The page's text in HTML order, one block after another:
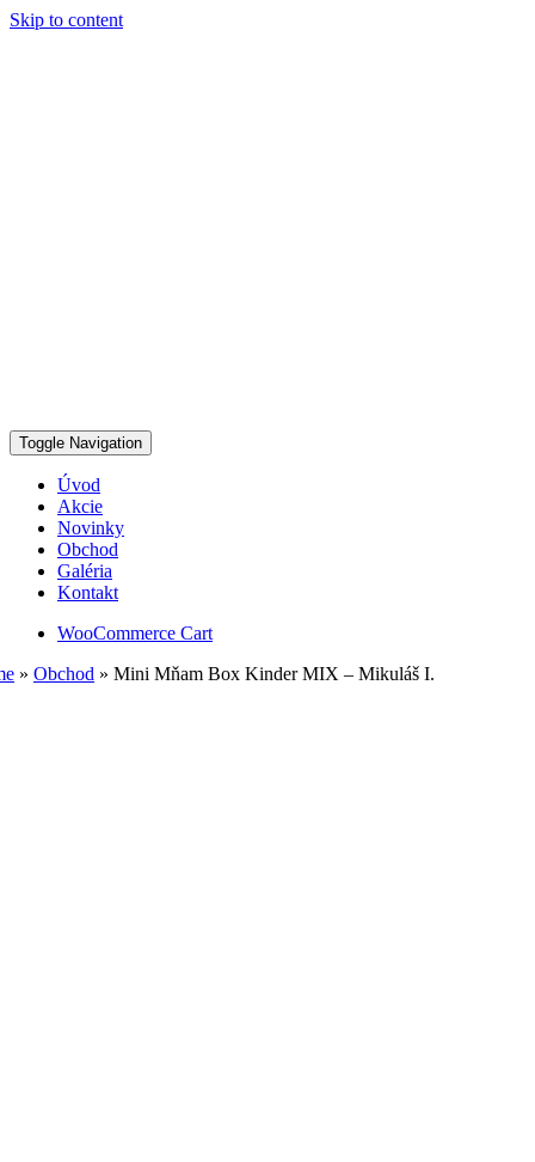
Skip to content
Toggle Navigation
Úvod
Akcie
Novinky
Obchod
Galéria
Kontakt
WooCommerce Cart
» Obchod » Mini Mňam Box Kinder MIX – Mikuláš I.